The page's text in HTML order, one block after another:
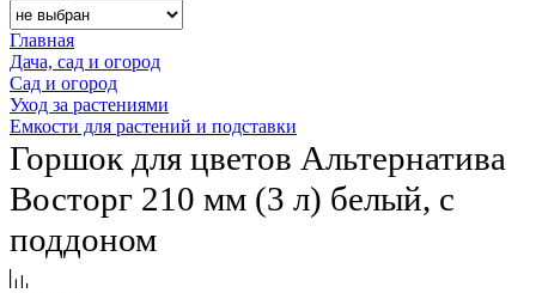
Главная
Дача, сад и огород
Сад и огород
Уход за растениями
Емкости для растений и подставки
Горшок для цветов Альтернатива
Восторг 210 мм (3 л) белый, с
поддоном